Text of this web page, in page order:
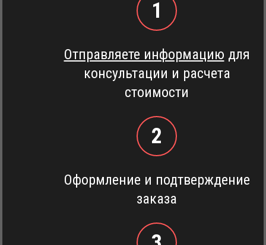
1
Отправляете информацию для
консультации и расчета
стоимости
2
Оформление и подтверждение
заказа